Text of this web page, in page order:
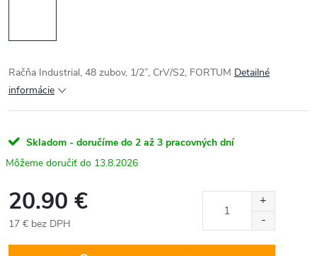
Račňa Industrial, 48 zubov, 1/2”, CrV/S2, FORTUM Detailné
informácie
Skladom - doručíme do 2 až 3 pracovných dní
13.8.2026
20.90 €
17 € bez DPH